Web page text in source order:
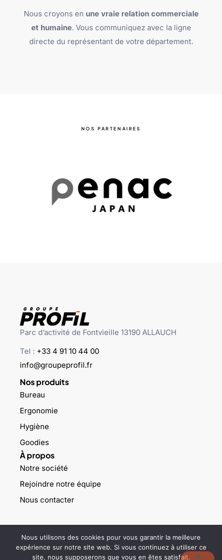
Nous croyons en une vraie relation commerciale
et humaine. Vous communiquez avec la ligne
directe du représentant de votre département.
NOS PARTENAIRES
Parc d’activité de Fontvieille 13190 ALLAUCH
Tel : +33 4 91 10 44 00
info@groupeprofil.fr
Nos produits
Bureau
Ergonomie
Hygiène
Goodies
À propos
Notre société
Rejoindre notre équipe
Nous contacter
Nous utilisons des cookies pour vous garantir la meilleure
expérience sur notre site web. Si vous continuez à utiliser ce
site, nous supposerons que vous en êtes satisfait.